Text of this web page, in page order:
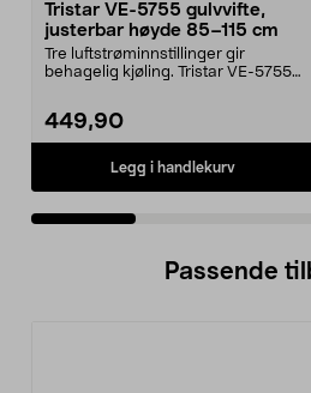
Tristar VE-5755 gulvvifte,
justerbar høyde 85–115 cm
Tre luftstrøminnstillinger gir
behagelig kjøling. Tristar VE-5755
449,90
Legg i handlekurv
Passende